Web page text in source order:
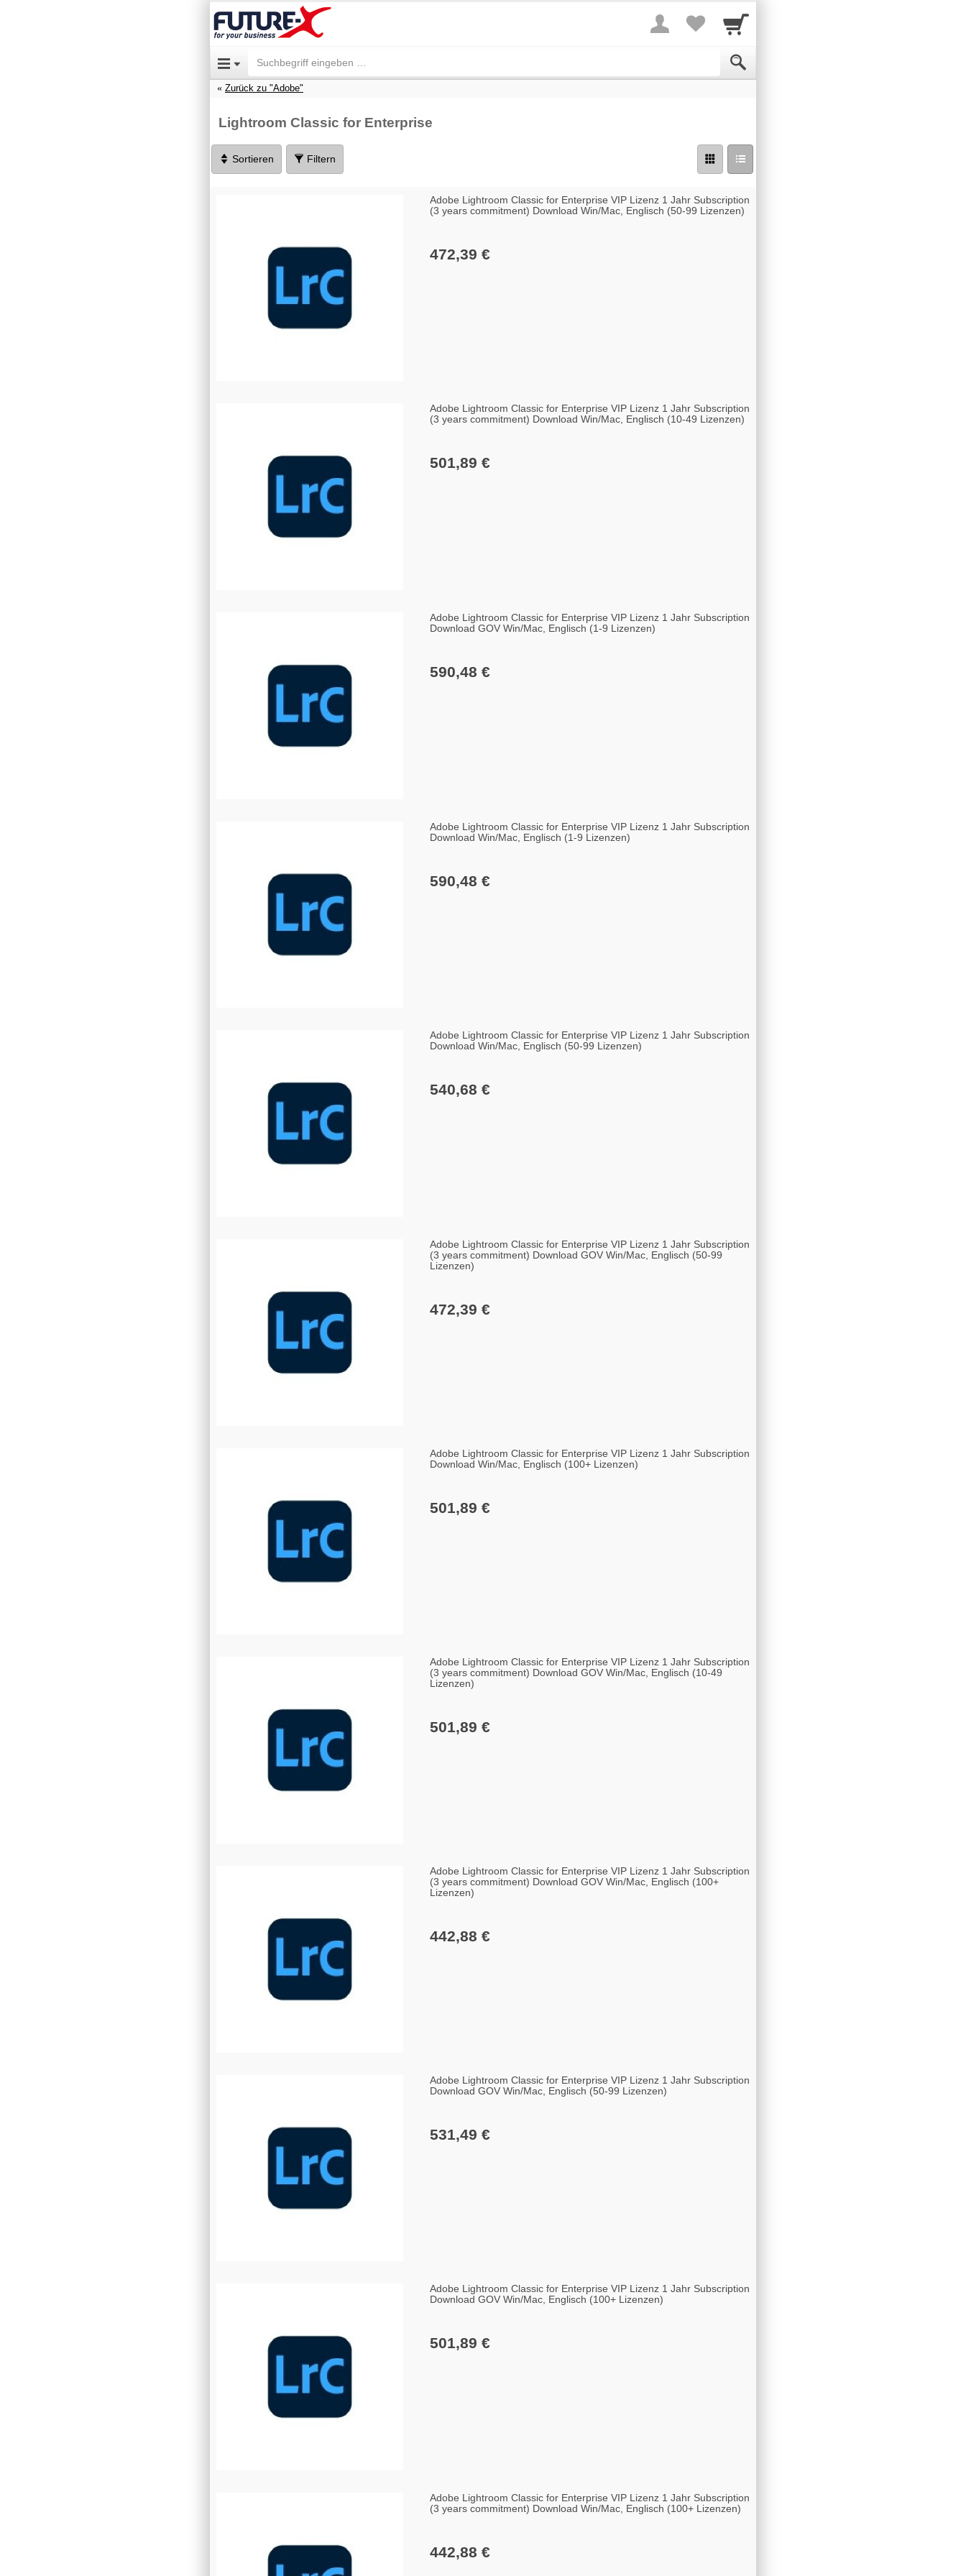
Zurück zu "Adobe"
Lightroom Classic for Enterprise
Sortieren Filtern
Adobe Lightroom Classic for Enterprise VIP Lizenz 1 Jahr Subscription
(3 years commitment) Download Win/Mac, Englisch (50-99 Lizenzen)
472,39 €
Adobe Lightroom Classic for Enterprise VIP Lizenz 1 Jahr Subscription
(3 years commitment) Download Win/Mac, Englisch (10-49 Lizenzen)
501,89 €
Adobe Lightroom Classic for Enterprise VIP Lizenz 1 Jahr Subscription
Download GOV Win/Mac, Englisch (1-9 Lizenzen)
590,48 €
Adobe Lightroom Classic for Enterprise VIP Lizenz 1 Jahr Subscription
Download Win/Mac, Englisch (1-9 Lizenzen)
590,48 €
Adobe Lightroom Classic for Enterprise VIP Lizenz 1 Jahr Subscription
Download Win/Mac, Englisch (50-99 Lizenzen)
540,68 €
Adobe Lightroom Classic for Enterprise VIP Lizenz 1 Jahr Subscription
(3 years commitment) Download GOV Win/Mac, Englisch (50-99
Lizenzen)
472,39 €
Adobe Lightroom Classic for Enterprise VIP Lizenz 1 Jahr Subscription
Download Win/Mac, Englisch (100+ Lizenzen)
501,89 €
Adobe Lightroom Classic for Enterprise VIP Lizenz 1 Jahr Subscription
(3 years commitment) Download GOV Win/Mac, Englisch (10-49
Lizenzen)
501,89 €
Adobe Lightroom Classic for Enterprise VIP Lizenz 1 Jahr Subscription
(3 years commitment) Download GOV Win/Mac, Englisch (100+
Lizenzen)
442,88 €
Adobe Lightroom Classic for Enterprise VIP Lizenz 1 Jahr Subscription
Download GOV Win/Mac, Englisch (50-99 Lizenzen)
531,49 €
Adobe Lightroom Classic for Enterprise VIP Lizenz 1 Jahr Subscription
Download GOV Win/Mac, Englisch (100+ Lizenzen)
501,89 €
Adobe Lightroom Classic for Enterprise VIP Lizenz 1 Jahr Subscription
(3 years commitment) Download Win/Mac, Englisch (100+ Lizenzen)
442,88 €